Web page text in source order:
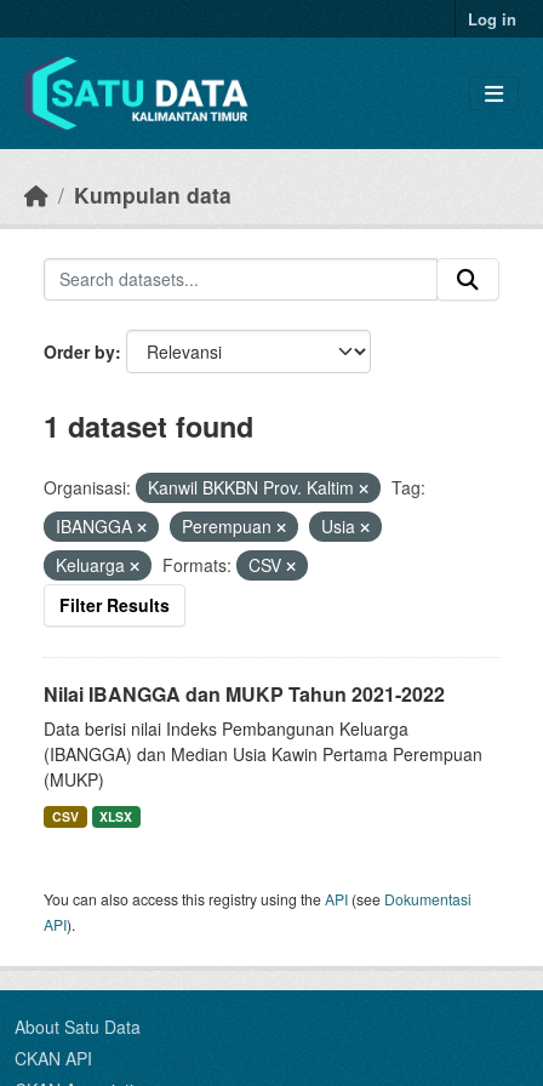
Log in
Kumpulan data
Order by
1 dataset found
Organisasi: Kanwil BKKBN Prov. Kaltim
Tag:
IBANGGA
Perempuan
Usia
Keluarga
Formats:
CSV
Filter Results
Nilai IBANGGA dan MUKP Tahun 2021-2022
Data berisi nilai Indeks Pembangunan Keluarga
(IBANGGA) dan Median Usia Kawin Pertama Perempuan
(MUKP)
CSV XLSX
You can also access this registry using theAPI (see Dokumentasi
API).
About Satu Data
CKAN API